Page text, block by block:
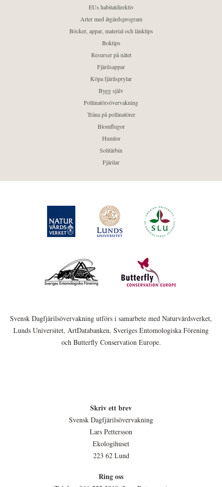
EUs habitatdirektiv
Arter med åtgärdsprogram
Böcker, appar, material och länktips
Boktips
Resurser på nätet
Fjärilsappar
Köpa fjärilsprylar
Bygg själv
Pollinatörsövervakning
Träna på pollinatörer
Blomflugor
Humlor
Solitärbin
Fjärilar
Svensk Dagfjärilsövervakning utförs i samarbete med Naturvårdsverket,
Lunds Universitet, ArtDatabanken, Sveriges Entomologiska Förening
och Butterfly Conservation Europe.
Skriv ett brev
Svensk Dagfjärilsövervakning
Lars Pettersson
Ekologihuset
223 62 Lund
Ring oss